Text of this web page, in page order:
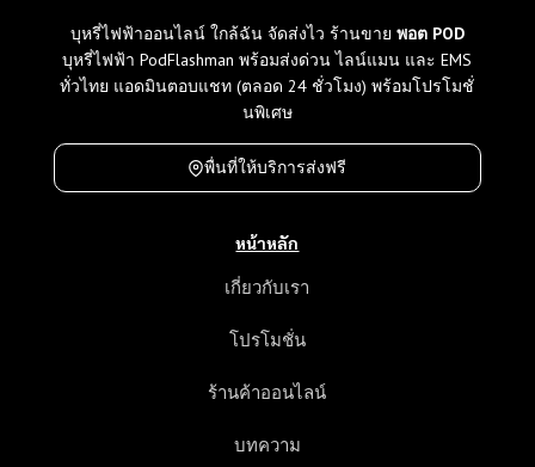
จัดส่งพัสดุ(Fash Express): รอรับสินค้า 1-2 วัน
จัดส่งเก็บเงินปลายทาง(COD): รอรับสินค้า 2-7 วัน(ตาม
รอบบิล)
6. พร้อมสูบคอยล์ คาริเบิน
เมื่อคุณได้รับคอยล์ คาริเบิน เสร็จสิ้นภายหลังการจัดส่ง
ให้คุณถ่ายคลิปวีดีโอสินค้า ขณะเปิดกล่องพัสดุ ในกรณีที่
สามารถใช้สิทธิ “เคลมประกันคอยล์ คาริเบิน” ได้ทันที
โดยเราจะจัดส่งสินค้าชิ้นใหม่ให้คุณภายใน 7 วัน สำหรับ
เมื่อคุณเลือก คอยล์ คาริเบิน จากคลังสินค้าในหมวดหมู่
คอยล์ คาริเบิน” ตามรุ่น ยี่ห้อ และกลิ่นน้ำยาพอตไฟฟ้าที่
บุหรี่ไฟฟ้าออนไลน์ ใกล้ฉัน จัดส่งไว ร้านขาย พอต POD
บุหรี่ไฟฟ้า PodFlashman พร้อมส่งด่วน ไลน์แมน และ EMS
ทั่วไทย แอดมินตอบแชท (ตลอด 24 ชั่วโมง) พร้อมโปรโมชั่
นพิเศษ
พื่นที่ให้บริการส่งฟรี
หน้าหลัก
เกี่ยวกับเรา
โปรโมชั่น
ร้านค้าออนไลน์
บทความ